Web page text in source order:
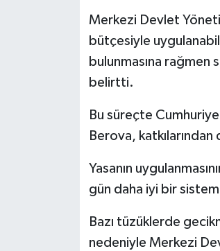
Merkezi Devlet
bütçesiyle
bulunmasına
belirtti.
Bu süreçte
Berova,
Yasanın
gün daha iyi bir sistem
Bazı tüzüklerde
nedeniyle Merkezi